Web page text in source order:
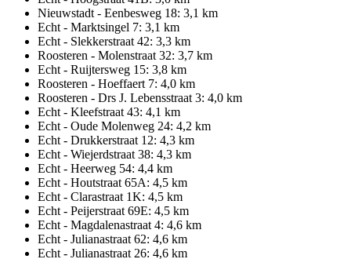
Nieuwstadt - Eenbesweg 18: 3,1 km
Echt - Marktsingel 7: 3,1 km
Echt - Slekkerstraat 42: 3,3 km
Roosteren - Molenstraat 32: 3,7 km
Echt - Ruijtersweg 15: 3,8 km
Roosteren - Hoeffaert 7: 4,0 km
Roosteren - Drs J. Lebensstraat 3: 4,0 km
Echt - Kleefstraat 43: 4,1 km
Echt - Oude Molenweg 24: 4,2 km
Echt - Drukkerstraat 12: 4,3 km
Echt - Wiejerdstraat 38: 4,3 km
Echt - Heerweg 54: 4,4 km
Echt - Houtstraat 65A: 4,5 km
Echt - Clarastraat 1K: 4,5 km
Echt - Peijerstraat 69E: 4,5 km
Echt - Magdalenastraat 4: 4,6 km
Echt - Julianastraat 62: 4,6 km
Echt - Julianastraat 26: 4,6 km